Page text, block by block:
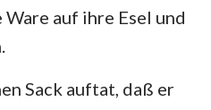
auf ihre Esel und
Sack auftat, daß er